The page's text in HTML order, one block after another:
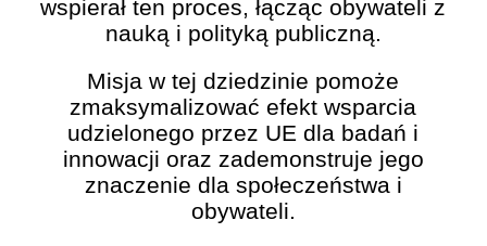
wspierał ten proces, łącząc obywateli z
nauką i polityką publiczną.
Misja w tej dziedzinie pomoże
zmaksymalizować efekt wsparcia
udzielonego przez UE dla badań i
innowacji oraz zademonstruje jego
znaczenie dla społeczeństwa i
obywateli.